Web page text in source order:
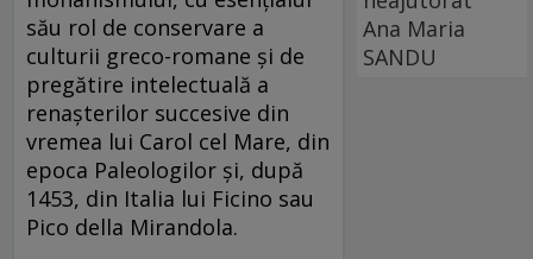
său rol de conservare a
culturii greco-romane și de
pregătire intelectuală a
renașterilor succesive din
vremea lui Carol cel Mare, din
epoca Paleologilor și, după
1453, din Italia lui Ficino sau
Pico della Mirandola.
Ana Maria
SANDU